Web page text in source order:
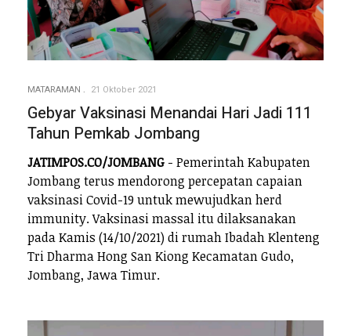
MATARAMAN 21 Oktober 2021
Gebyar Vaksinasi Menandai Hari Jadi 111
Tahun Pemkab Jombang
JATIMPOS.CO/JOMBANG - Pemerintah Kabupaten
Jombang terus mendorong percepatan capaian
vaksinasi Covid-19 untuk mewujudkan herd
immunity. Vaksinasi massal itu dilaksanakan
pada Kamis (14/10/2021) di rumah Ibadah Klenteng
Tri Dharma Hong San Kiong Kecamatan Gudo,
Jombang, Jawa Timur.